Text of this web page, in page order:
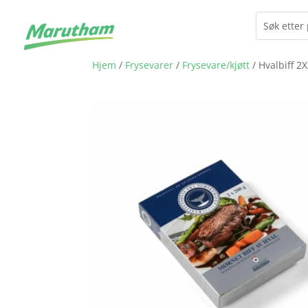
Hjem / Frysevarer / Frysevare/kjøtt / Hvalbiff